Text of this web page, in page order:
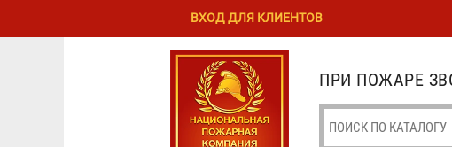
Перейти к
содержанию
Skip to
ПРИ ПОЖАРЕ
ВХОД ДЛЯ КЛИЕНТОВ